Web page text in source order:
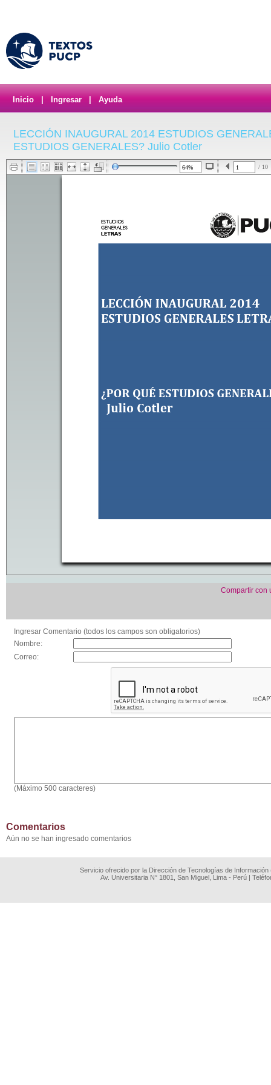
Inicio Ingresar Ayuda
LECCIÓN INAUGURAL 2014 ESTUDIOS
ESTUDIOS GENERALES? Julio Cotler
/ 10
Compartir con
Ingresar Comentario (todos los campos son obligatorios)
Nombre:
Correo:
(Máximo 500 caracteres)
Comentarios
Aún no se han ingresado comentarios
Servicio ofrecido por la Dirección de Tecnologías de
Av. Universitaria N° 1801, San Miguel, Lima - Perú |